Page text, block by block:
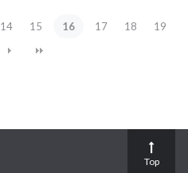
14 15 16 17 18
19
Top